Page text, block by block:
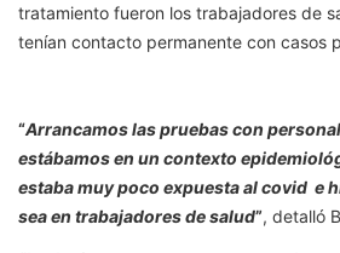
tratamiento fueron los trabajadores de
tenían contacto permanente con casos
“Arrancamos las pruebas con
estábamos en un contexto
estaba muy poco expuesta al covid e
sea en trabajadores de salud”, detalló